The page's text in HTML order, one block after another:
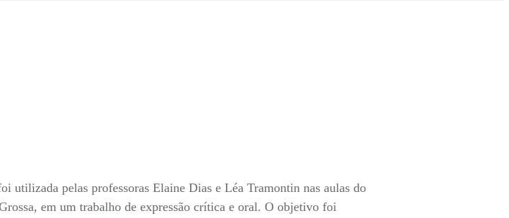
utilizada pelas professoras Elaine Dias e Léa Tramontin nas aulas do
em um trabalho de expressão crítica e oral. O objetivo foi